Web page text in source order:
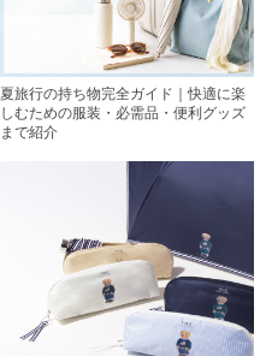
夏旅行の持ち物完全ガイド｜快適に楽
しむための服装・必需品・便利グッズ
まで紹介